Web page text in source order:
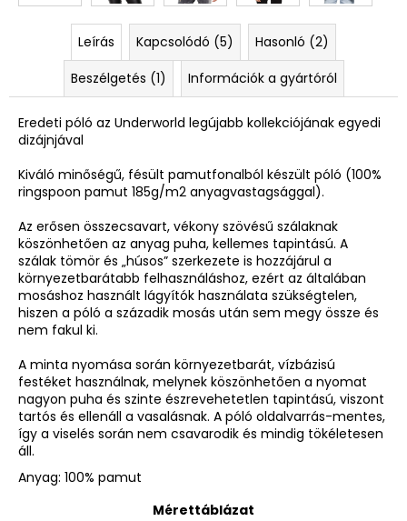
Leírás Kapcsolódó (5)
Hasonló (2)
Beszélgetés (1)
Információk a gyártóról
Eredeti póló az Underworld legújabb kollekciójának egyedi
dizájnjával
Kiváló minőségű, fésült pamutfonalból készült póló (100%
ringspoon pamut 185g/m2 anyagvastagsággal).
Az erősen összecsavart, vékony szövésű szálaknak
köszönhetően az anyag puha, kellemes tapintású. A
szálak tömör és „húsos” szerkezete is hozzájárul a
környezetbarátabb felhasználáshoz, ezért az általában
mosáshoz használt lágyítók használata szükségtelen,
hiszen a póló a századik mosás után sem megy össze és
nem fakul ki.
A minta nyomása során környezetbarát, vízbázisú
festéket használnak, melynek köszönhetően a nyomat
nagyon puha és szinte észrevehetetlen tapintású, viszont
tartós és ellenáll a vasalásnak. A póló oldalvarrás-mentes,
így a viselés során nem csavarodik és mindig tökéletesen
áll.
Anyag: 100% pamut
Mérettáblázat